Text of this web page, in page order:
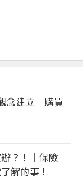
念建立｜購買
？！｜保險
解的事！